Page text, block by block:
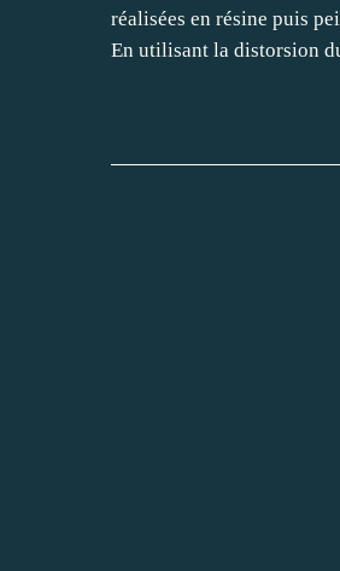
réalisées en résine puis
En utilisant la distorsion